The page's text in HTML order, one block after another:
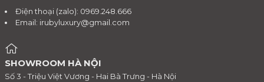
Điện thoại (zalo): 0969.248.666
Email: irubyluxury@gmail.com
SHOWROOM HÀ NỘI
Số 3 - Triệu Việt Vương - Hai Bà Trưng - Hà Nội